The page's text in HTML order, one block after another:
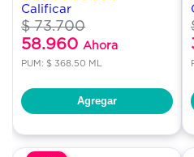
Calificar
$ 73.700
58.960 Ahora
PUM: $ 368.50 ML
Agregar